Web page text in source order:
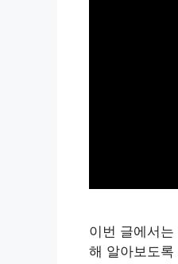
이번 글에서
해 알아보도